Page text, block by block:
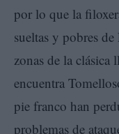
por lo que la
sueltas y pobres
zonas de la clásica
encuentra
pie franco han
problemas de